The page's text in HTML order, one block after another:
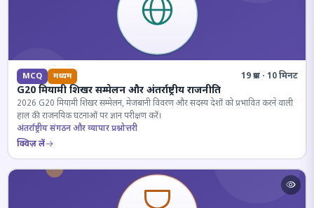
MCQ मध्यम 19 प्रश्न · 10 मिनट
G20 मियामी शिखर सम्मेलन और अंतर्राष्ट्रीय राजनीति
2026 G20 मियामी शिखर सम्मेलन, मेजबानी विवरण और सदस्य देशों को प्रभावित करने वाली
हाल की राजनयिक घटनाओं पर ज्ञान परीक्षण करें।
अंतर्राष्ट्रीय संगठन और व्यापार प्रश्नोत्तरी
क्विज़ लें